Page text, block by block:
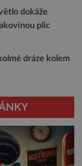
dokáže
plic
dráze kolem